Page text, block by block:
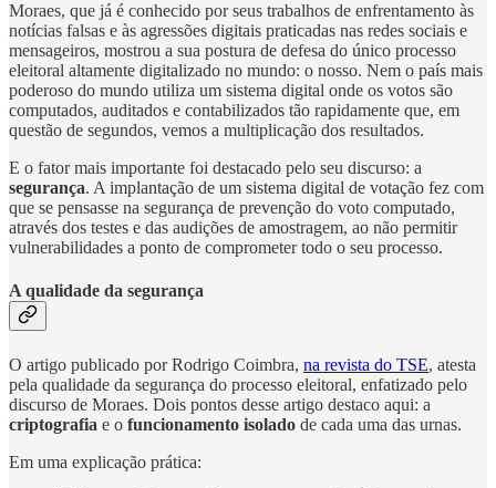
Moraes, que já é conhecido por seus trabalhos de enfrentamento às
notícias falsas e às agressões digitais praticadas nas redes sociais e
mensageiros, mostrou a sua postura de defesa do único processo
eleitoral altamente digitalizado no mundo: o nosso. Nem o país mais
poderoso do mundo utiliza um sistema digital onde os votos são
computados, auditados e contabilizados tão rapidamente que, em
questão de segundos, vemos a multiplicação dos resultados.
E o fator mais importante foi destacado pelo seu discurso: a
segurança. A implantação de um sistema digital de votação fez com
que se pensasse na segurança de prevenção do voto computado,
através dos testes e das audições de amostragem, ao não permitir
vulnerabilidades a ponto de comprometer todo o seu processo.
A qualidade da segurança
O artigo publicado por Rodrigo Coimbra, na revista do TSE, atesta
pela qualidade da segurança do processo eleitoral, enfatizado pelo
discurso de Moraes. Dois pontos desse artigo destaco aqui: a
criptografia e o funcionamento isolado de cada uma das urnas.
Em uma explicação prática: